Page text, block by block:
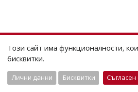
Този сайт има функционалности,
бисквитки.
Лични данни Бисквитки Съгласен